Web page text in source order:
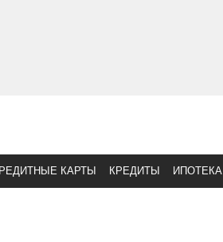
КАРТЫ КРЕДИТЫ ИПОТЕКА